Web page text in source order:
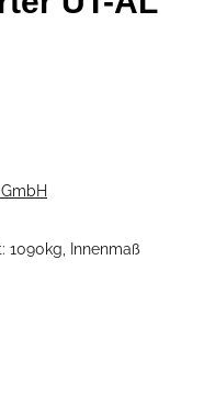
1090kg, Innenmaß